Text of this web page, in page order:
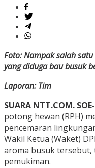
Foto: Nampak salah
yang diduga bau busuk
Laporan: Tim
SUARA NTT.COM.
potong hewan (RPH)
pencemaran
Wakil Ketua (Waket)
aroma busuk tersebut,
pemukiman.